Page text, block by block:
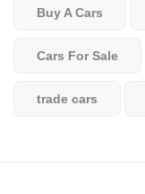
Buy A Cars
Cars For Sale
trade cars